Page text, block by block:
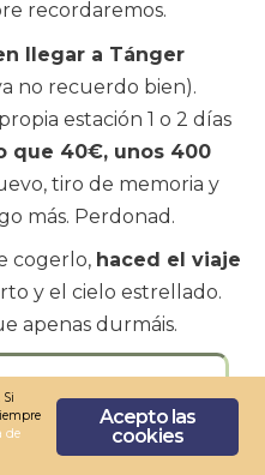
recordaremos.
llegar a Tánger
no recuerdo bien).
estación 1 o 2 días
que 40€, unos 400
tiro de memoria y
más. Perdonad.
cogerlo, haced el viaje
y el cielo estrellado.
apenas durmáis.
nuestra
como
alguna duda,
Acepto las
cookies
de